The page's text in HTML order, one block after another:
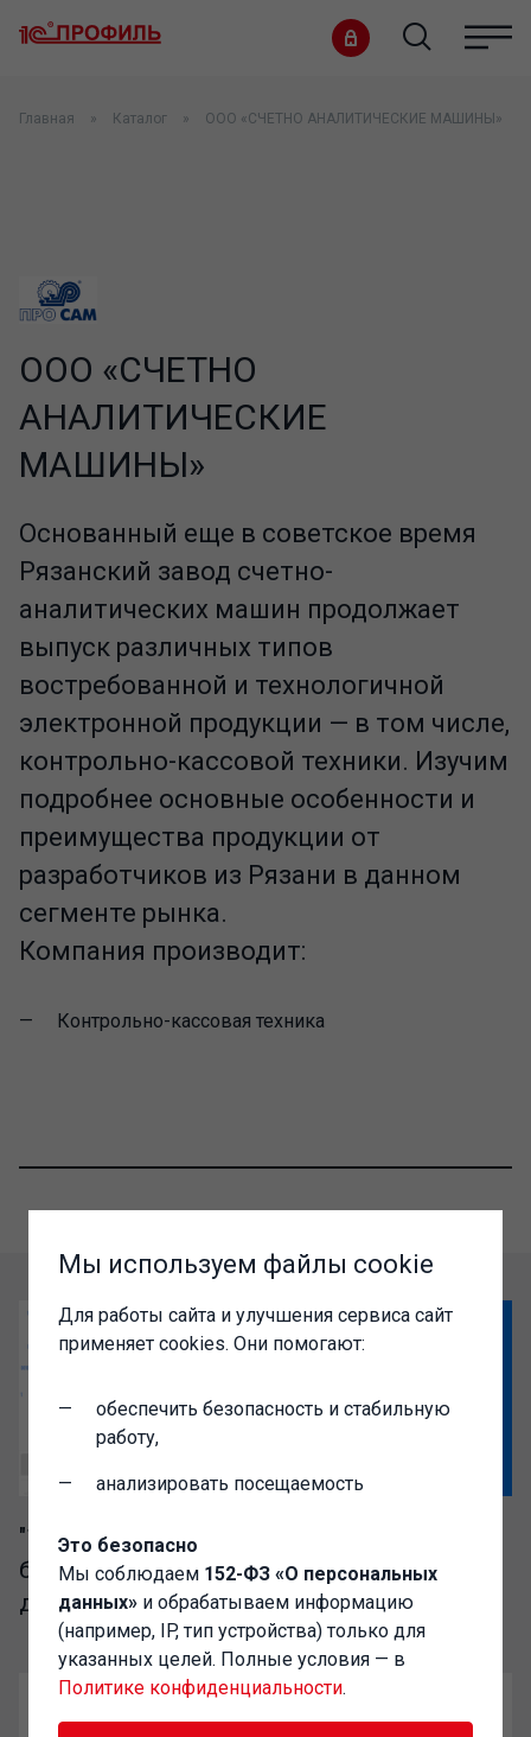
Главная Каталог ООО «СЧЕТНО АНАЛИТИЧЕСКИЕ МАШИНЫ»
ООО «СЧЕТНО
АНАЛИТИЧЕСКИЕ
МАШИНЫ»
Основанный еще в советское время
Рязанский завод счетно-
аналитических машин продолжает
выпуск различных типов
востребованной и технологичной
электронной продукции — в том числе,
контрольно-кассовой техники. Изучим
подробнее основные особенности и
преимущества продукции от
разработчиков из Рязани в данном
сегменте рынка.
Компания производит:
Контрольно-кассовая техника
"1C-Администратор" – выгодный доступ к
базе разработок сообщества Инфостарт
для IT-специалистов
Мы используем файлы cookie
Для работы сайта и улучшения сервиса сайт
применяет cookies. Они помогают:
обеспечить безопасность и стабильную
работу,
анализировать посещаемость
Это безопасно
Мы соблюдаем 152-ФЗ «О персональных
данных» и обрабатываем информацию
(например, IP, тип устройства) только для
указанных целей. Полные условия — в
Политике конфиденциальности.